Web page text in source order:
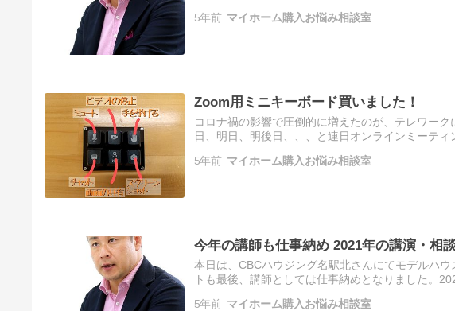
5年前 マイホーム購入お悩み相談室
Zoom用ミニキーボード買いました！
コロナ禍の影響で圧倒的に増えたのが、テレワー
日、明日、明後日、、、と連日オンラインミーテ
5年前 マイホーム購入お悩み相談室
今年の講師も仕事納め 2021年の講演・相
本日は、CBCハウジング名駅北さんにてモデルハ
トも最後、講師としては仕事納めとなりました。
5年前 マイホーム購入お悩み相談室